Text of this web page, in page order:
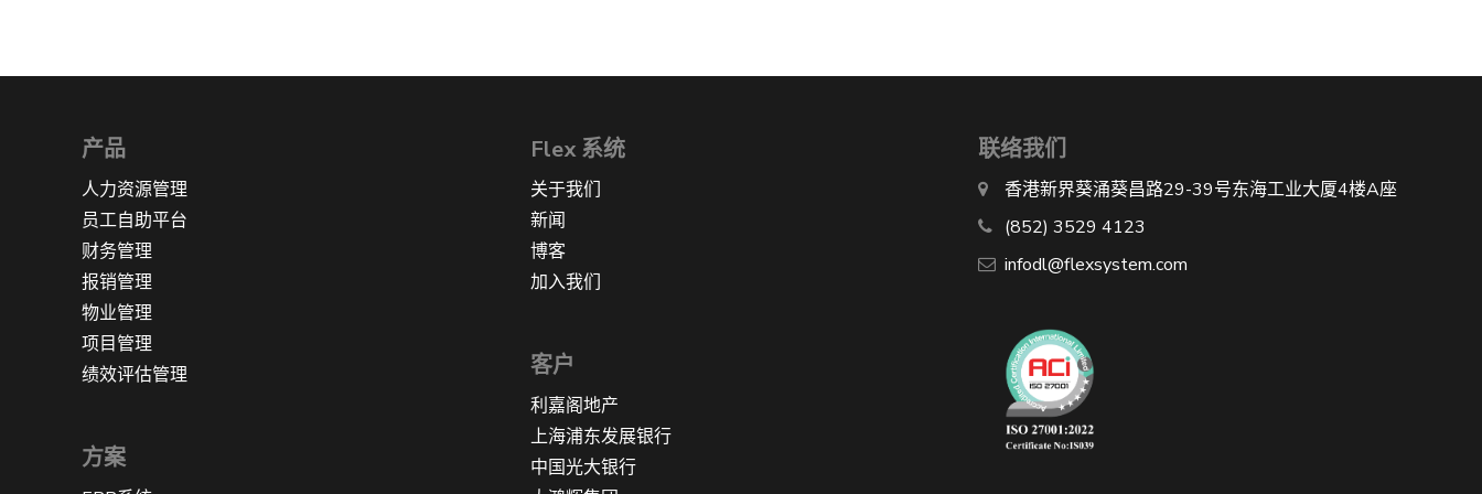
产品
人力资源管理
员工自助平台
财务管理
报销管理
物业管理
项目管理
绩效评估管理
方案
Flex 系统
关于我们
新闻
博客
加入我们
客户
利嘉阁地产
上海浦东发展银行
中国光大银行
联络我们
香港新界葵涌葵昌路29-39号东海工业大厦4楼A座
(852) 3529 4123
infodl@flexsystem.com